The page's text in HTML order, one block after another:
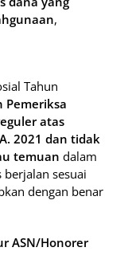
,
Tahun
Pemeriksa
atas
2021 dan tidak
temuan dalam
sesuai
dengan benar
ASN/Honorer